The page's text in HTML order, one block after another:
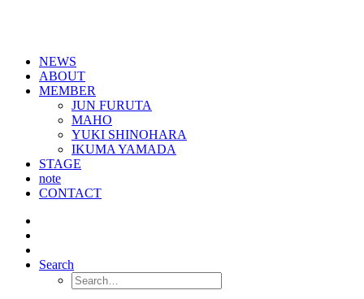
NEWS
ABOUT
MEMBER
JUN FURUTA
MAHO
YUKI SHINOHARA
IKUMA YAMADA
STAGE
note
CONTACT
Search